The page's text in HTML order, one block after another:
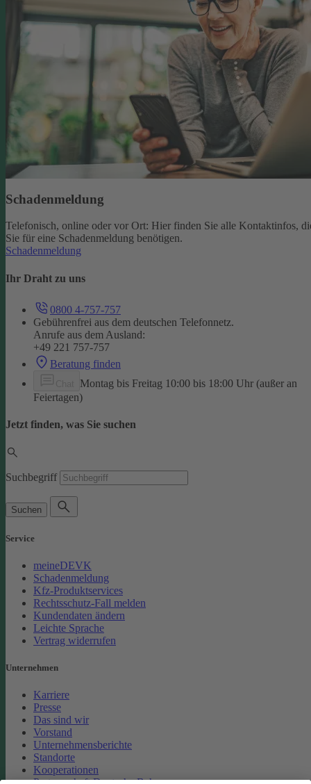
Schadenmeldung
Telefonisch, online oder vor Ort: Hier finden Sie alle Kontaktinfos,
Sie für eine Schadenmeldung benötigen.
Schadenmeldung
Ihr Draht zu uns
0800 4-757-757
Gebührenfrei aus dem deutschen Telefonnetz.
Anrufe aus dem Ausland:
+49 221 757-757
Beratung finden
Montag bis Freitag 10:00 bis 18:00 Uhr (außer an
Feiertagen)
Jetzt finden, was Sie suchen
Suchbegriff
Suchen
Service
meineDEVK
Schadenmeldung
Kfz-Produktservices
Rechtsschutz-Fall melden
Kundendaten ändern
Leichte Sprache
Vertrag widerrufen
Unternehmen
Karriere
Presse
Das sind wir
Vorstand
Unternehmensberichte
Standorte
Kooperationen